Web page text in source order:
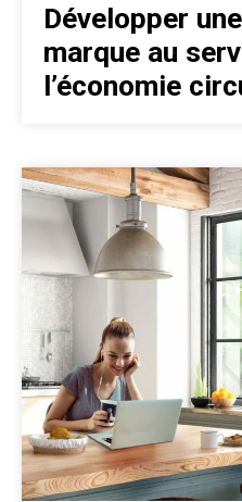
Développer
marque au
l’économie